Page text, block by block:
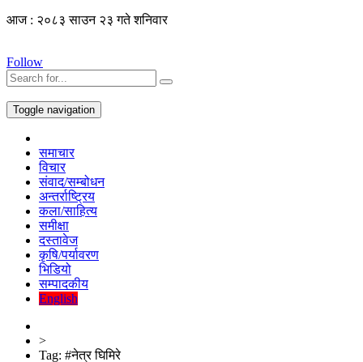
आज : २०८३ साउन २३ गते शनिवार
Follow
Toggle navigation
समाचार
विचार
संवाद/सम्बोधन
अन्तर्राष्ट्रिय
कला/साहित्य
समीक्षा
दस्तावेज
कृषि/पर्यावरण
भिडियो
सम्पादकीय
English
>
Tag: #नेत्र घिमिरे